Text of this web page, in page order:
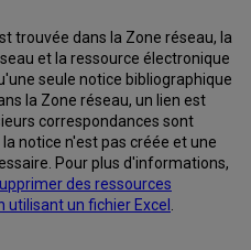
trouvée dans la Zone réseau, la
et la ressource électronique
seule notice bibliographique
la Zone réseau, un lien est
correspondances sont
notice n'est pas créée et une
Pour plus d'informations,
des ressources
utilisant un fichier Excel .